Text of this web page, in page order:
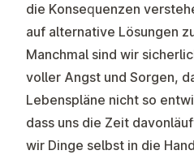
die Konsequenzen
auf alternative Lösungen
Manchmal sind wir
voller Angst und Sorgen,
Lebenspläne nicht so
dass uns die Zeit
wir Dinge selbst in die